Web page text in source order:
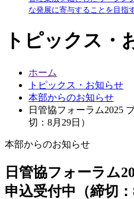
な発展に寄与することを目指
トピックス・
ホーム
トピックス・お知らせ
本部からのお知らせ
日管協フォーラム2025
切：8月29日）
本部からのお知らせ
日管協フォーラム
申込受付中（締切：